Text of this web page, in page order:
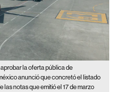
la oferta pública de
anunció que concretó el listado
las notas que emitió el 17 de marzo